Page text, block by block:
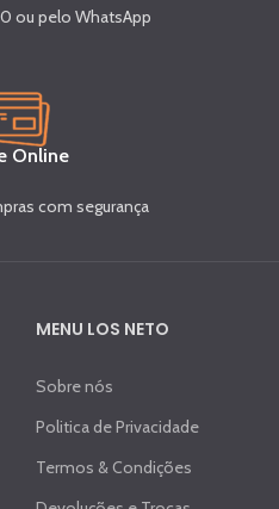
ou pelo WhatsApp
Online
com segurança
MENU LOS NETO
Sobre nós
Politica de Privacidade
Termos & Condições